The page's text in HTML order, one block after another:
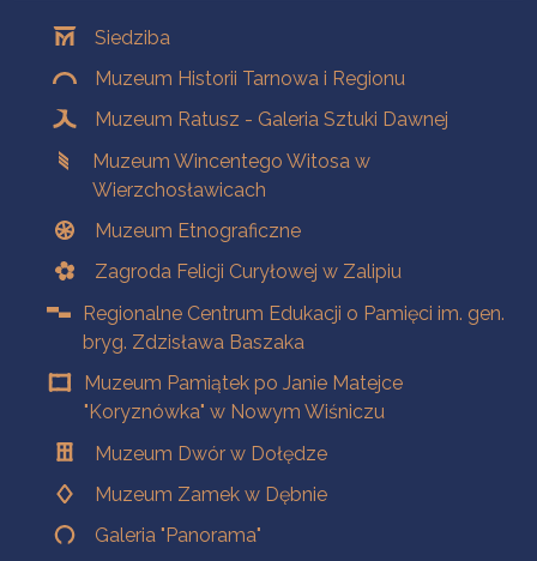
Siedziba
Muzeum Historii Tarnowa i Regionu
Muzeum Ratusz - Galeria Sztuki Dawnej
Muzeum Wincentego Witosa w
Wierzchosławicach
Muzeum Etnograficzne
Zagroda Felicji Curyłowej w Zalipiu
Regionalne Centrum Edukacji o Pamięci im. gen.
bryg. Zdzisława Baszaka
Muzeum Pamiątek po Janie Matejce
"Koryznówka" w Nowym Wiśniczu
Muzeum Dwór w Dołędze
Muzeum Zamek w Dębnie
Galeria "Panorama"